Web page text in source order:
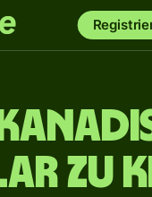
zu